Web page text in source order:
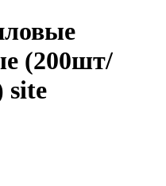
(200шт/
site